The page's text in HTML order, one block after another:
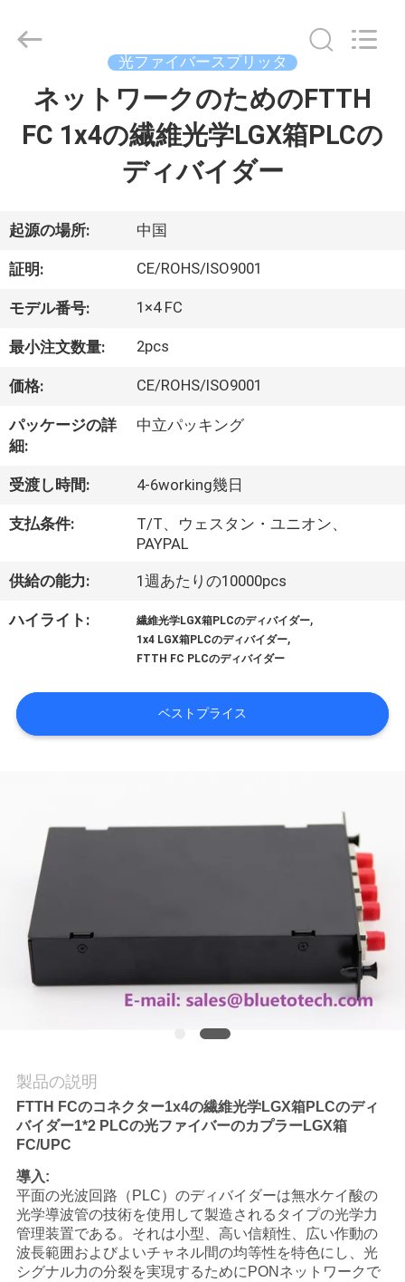
ダ
ク
ト
私
に
つ
い
工
旅
行
連
絡
し
な
さ
い
2019
Electronics&Communication
光ファイバースプリッタ
ネットワークのためのFTTH
FC 1x4の繊維光学LGX箱PLCの
ディバイダー
起源の場所: 中国
証明: CE/ROHS/ISO9001
モデル番号: 1×4 FC
最小注文数量: 2pcs
価格: CE/ROHS/ISO9001
パッケージの詳
細:
中立パッキング
受渡し時間: 4-6working幾日
支払条件:
T/T、ウェスタン・ユニオン、
PAYPAL
供給の能力: 1週あたりの10000pcs
ハイライト: 繊維光学LGX箱PLCのディバイダー,
1x4 LGX箱PLCのディバイダー,
FTTH FC PLCのディバイダー
ベストプライス
製品の説明
FTTH FCのコネクター1x4の繊維光学LGX箱PLCのディ
バイダー1*2 PLCの光ファイバーのカプラーLGX箱
FC/UPC
導入:
平面の光波回路（PLC）のディバイダーは無水ケイ酸の
光学導波管の技術を使用して製造されるタイプの光学力
管理装置である。それは小型、高い信頼性、広い作動の
波長範囲およびよいチャネル間の均等性を特色にし、光
シグナル力の分裂を実現するためにPONネットワークで